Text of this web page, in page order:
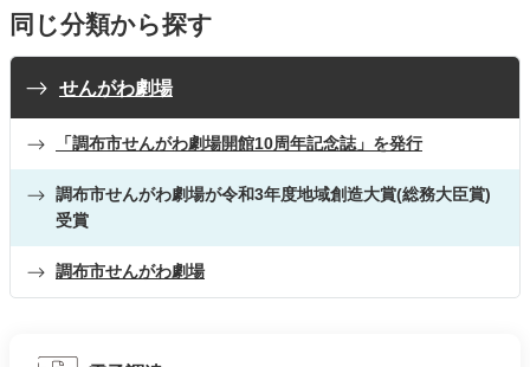
同じ分類から探す
せんがわ劇場
「調布市せんがわ劇場開館10周年記念誌」を発行
調布市せんがわ劇場が令和3年度地域創造大賞(総務大臣賞)
受賞
調布市せんがわ劇場